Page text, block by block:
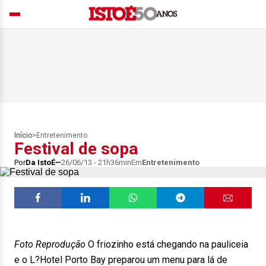
Início> Entretenimento
Festival de sopa
PorDa IstoÉ 26/06/13 - 21h36minEmEntretenimento
Foto Reprodução O friozinho está chegando na pauliceia
e o L?Hotel Porto Bay preparou um menu para lá de